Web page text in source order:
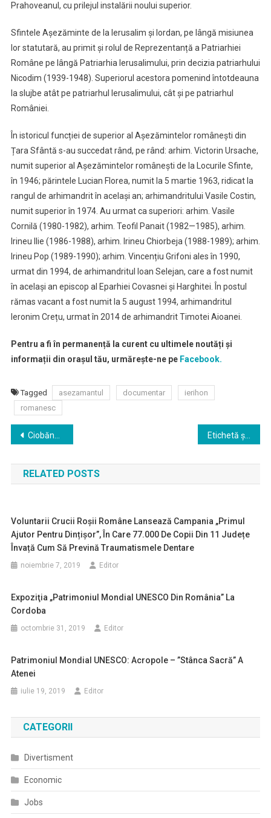
Prahoveanul, cu prilejul instalării noului superior.
Sfintele Așezăminte de la Ierusalim și Iordan, pe lângă misiunea
lor statutară, au primit și rolul de Reprezentanță a Patriarhiei
Române pe lângă Patriarhia Ierusalimului, prin decizia patriarhului
Nicodim (1939-1948). Superiorul acestora pomenind întotdeauna
la slujbe atât pe patriarhul Ierusalimului, cât și pe patriarhul
României.
În istoricul funcției de superior al Așezămintelor românești din
Țara Sfântă s-au succedat rând, pe rând: arhim. Victorin Ursache,
numit superior al Așezămintelor românești de la Locurile Sfinte,
în 1946; părintele Lucian Florea, numit la 5 martie 1963, ridicat la
rangul de arhimandrit în același an; arhimandritului Vasile Costin,
numit superior în 1974. Au urmat ca superiori: arhim. Vasile
Cornilă (1980-1982), arhim. Teofil Panait (1982—1985), arhim.
Irineu Ilie (1986-1988), arhim. Irineu Chiorbeja (1988-1989); arhim.
Irineu Pop (1989-1990); arhim. Vincențiu Grifoni ales în 1990,
urmat din 1994, de arhimandritul Ioan Selejan, care a fost numit
în același an episcop al Eparhiei Covasnei și Harghitei. În postul
rămas vacant a fost numit la 5 august 1994, arhimandritul
Ieronim Crețu, urmat în 2014 de arhimandrit Timotei Aioanei.
Pentru a fi în permanență la curent cu ultimele noutăți și
informații din orașul tău, urmărește-ne peFacebook.
Tagged asezamantul documentar
ierihon
romanesc
Navigare
în
articole
Ciobănescul mioritic Etichetă și bune maniere: Conversația la telefon
RELATED POSTS
Voluntarii Crucii Roșii Române Lansează Campania „Primul
Ajutor Pentru Dințișor”, În Care 77.000 De Copii Din 11 Județe
Învață Cum Să Prevină Traumatismele Dentare
noiembrie 7, 2019 Editor
Expoziţia „Patrimoniul Mondial UNESCO Din România” La
Cordoba
octombrie 31, 2019 Editor
Patrimoniul Mondial UNESCO: Acropole – ”stânca Sacră” A
Atenei
iulie 19, 2019 Editor
CATEGORII
Divertisment
Economic
Jobs